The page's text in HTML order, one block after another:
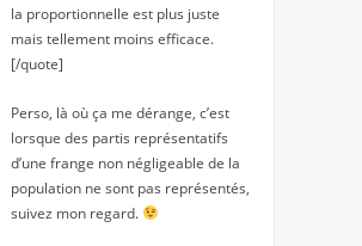
la proportionnelle est plus juste
mais tellement moins efficace.
[/quote]
Perso, là où ça me dérange, c’est
lorsque des partis représentatifs
d’une frange non négligeable de la
population ne sont pas représentés,
suivez mon regard.